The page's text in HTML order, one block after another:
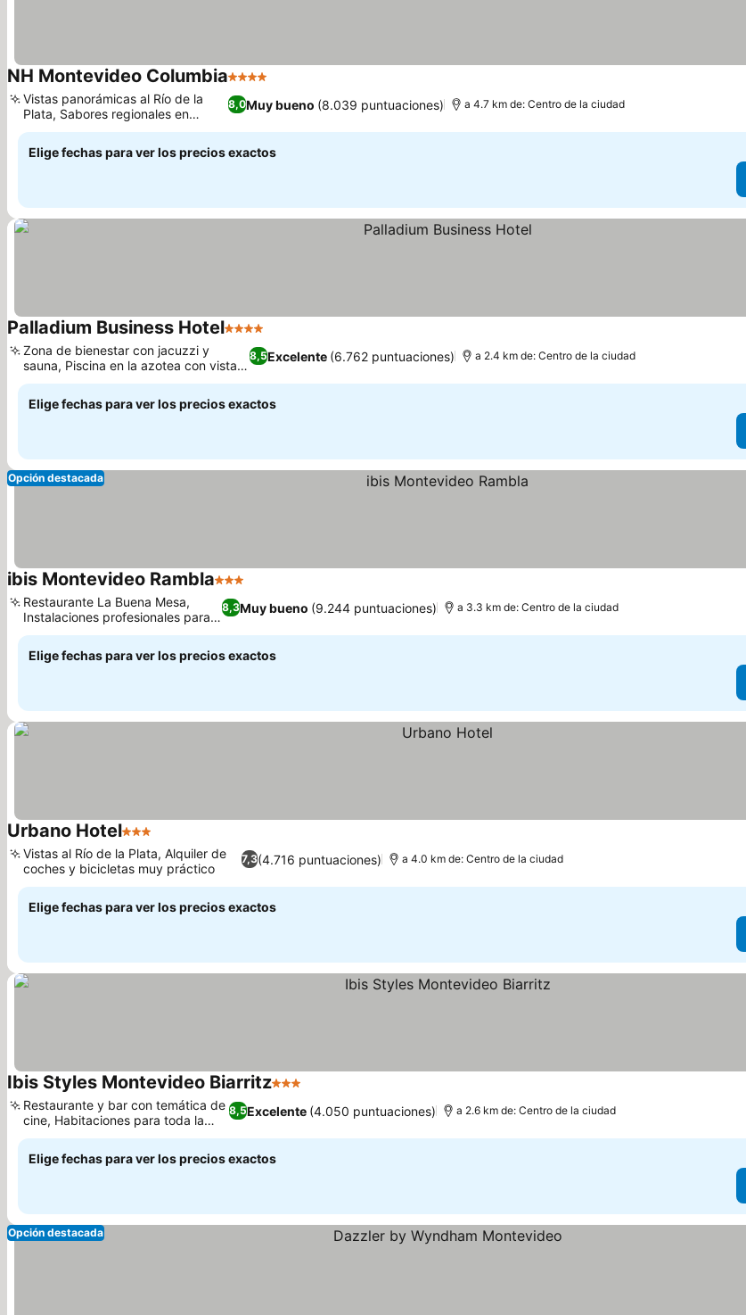
NH Montevideo Columbia4 Estrellas
8,0Muy bueno (8.039 puntuaciones)
Vistas panorámicas al Río de la
Plata, Sabores regionales en
Portón Nuevo
a 4.7 km de: Centro de la ciudad
Elige fechas para ver los precios exactos
Palladium Business Hotel4 Estrellas
8,5Excelente (6.762 puntuaciones)
Zona de bienestar con jacuzzi y
sauna, Piscina en la azotea con vistas
panorámicas
a 2.4 km de: Centro de la ciudad
Elige fechas para ver los precios exactos
Opción destacada
ibis Montevideo Rambla3 Estrellas
8,3Muy bueno (9.244 puntuaciones)
Restaurante La Buena Mesa,
Instalaciones profesionales para
negocios
a 3.3 km de: Centro de la ciudad
Elige fechas para ver los precios exactos
Urbano Hotel3 Estrellas
7,3(4.716 puntuaciones)
Vistas al Río de la Plata, Alquiler de
coches y bicicletas muy práctico
a 4.0 km de: Centro de la ciudad
Elige fechas para ver los precios exactos
Ibis Styles Montevideo Biarritz3 Estrellas
8,5Excelente (4.050 puntuaciones)
Restaurante y bar con temática de
cine, Habitaciones para toda la
familia
a 2.6 km de: Centro de la ciudad
Elige fechas para ver los precios exactos
Opción destacada